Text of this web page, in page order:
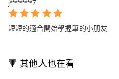
j*********7
短短的適合開始學握筆的小朋友
🔻 其他人也在看